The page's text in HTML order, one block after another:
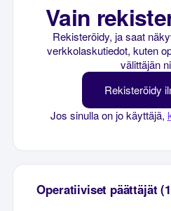
Vain
Rekisteröidy, ja saat
verkkolaskutiedot, kuten
välittäjän
Rekisteröidy
Jos sinulla on jo käyttäjä,
Operatiiviset päättäjät